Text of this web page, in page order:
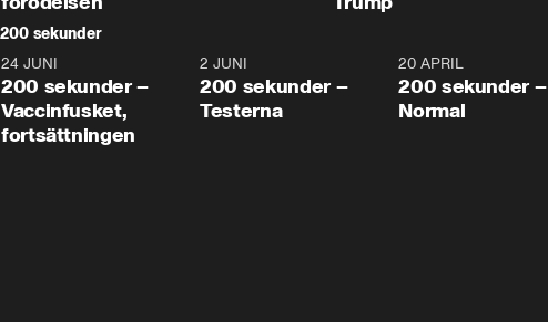
200 sekunder
5:00
24 JUNI
200 sekunder –
Vaccinfusket,
fortsättningen
4:23
2 JUNI
200 sekunder –
Testerna
20 APRIL
200 sekunder –
Normal